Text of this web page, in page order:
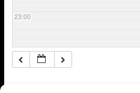
23:00